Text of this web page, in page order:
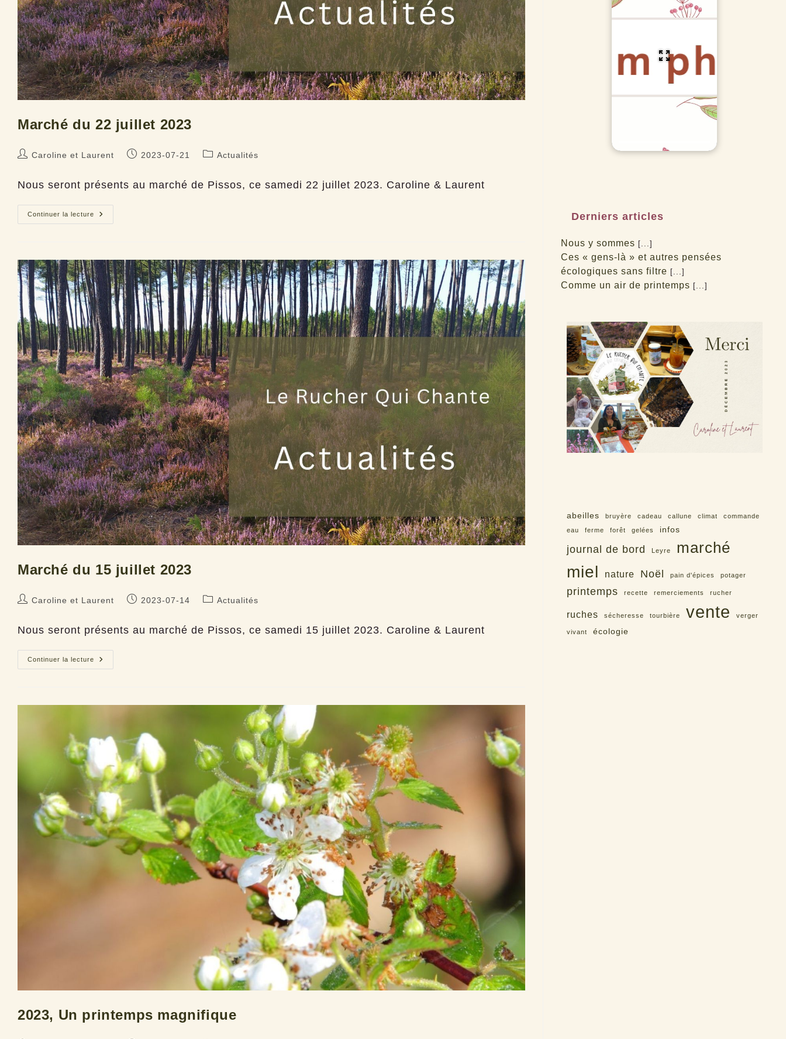
Marché du 22 juillet 2023
Auteur/autrice
publication :
Caroline et Laurent
Publication
2023-07-21
PostActualités
Nous seront présents au marché de Pissos, ce samedi 22 juillet 2023. Caroline & Laurent
Continuer la lecture
Marché
du
Marché du 15 juillet 2023
Auteur/autrice
publication :
Caroline et Laurent
Publication
2023-07-14
PostActualités
Nous seront présents au marché de Pissos, ce samedi 15 juillet 2023. Caroline & Laurent
Continuer la lecture
Marché
du
2023, Un printemps magnifique
Derniers articles
Nous y sommes [...]
Ces « gens-là » et autres pensées
écologiques sans filtre [...]
Comme un air de printemps [...]
abeilles bruyère cadeau callune climat
commande
eau
ferme forêt gelées infos
journal de bord Leyre marché
miel nature Noël pain d'épices potager
printemps recette remerciements rucher
ruches sécheresse tourbière vente verger
vivant écologie